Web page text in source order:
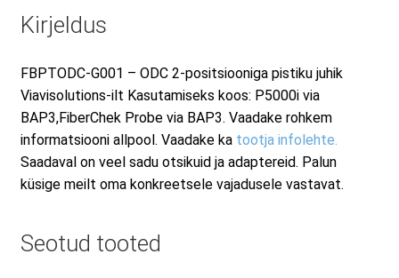
Kirjeldus
FBPTODC-G001 – ODC 2-positsiooniga pistiku juhik
Viavisolutions-ilt Kasutamiseks koos: P5000i via
BAP3,FiberChek Probe via BAP3. Vaadake rohkem
informatsiooni allpool. Vaadake ka tootja infolehte.
Saadaval on veel sadu otsikuid ja adaptereid. Palun
küsige meilt oma konkreetsele vajadusele vastavat.
Seotud tooted